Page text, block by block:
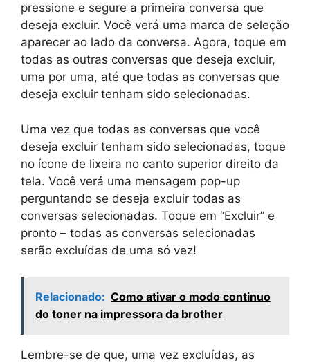
pressione e segure a primeira conversa que
deseja excluir. Você verá uma marca de seleção
aparecer ao lado da conversa. Agora, toque em
todas as outras conversas que deseja excluir,
uma por uma, até que todas as conversas que
deseja excluir tenham sido selecionadas.
Uma vez que todas as conversas que você
deseja excluir tenham sido selecionadas, toque
no ícone de lixeira no canto superior direito da
tela. Você verá uma mensagem pop-up
perguntando se deseja excluir todas as
conversas selecionadas. Toque em “Excluir” e
pronto – todas as conversas selecionadas
serão excluídas de uma só vez!
Relacionado: Como ativar o modo continuo
do toner na impressora da brother
Lembre-se de que, uma vez excluídas, as